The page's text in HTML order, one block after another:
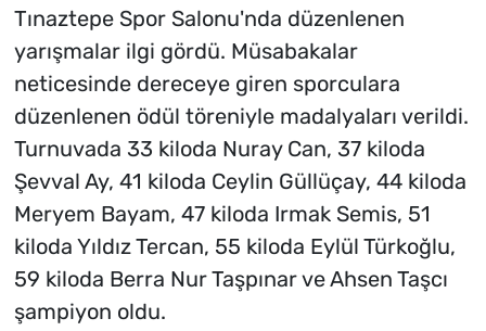
Tınaztepe Spor Salonu'nda düzenlenen
yarışmalar ilgi gördü. Müsabakalar
neticesinde dereceye giren sporculara
düzenlenen ödül töreniyle madalyaları verildi.
Turnuvada 33 kiloda Nuray Can, 37 kiloda
Şevval Ay, 41 kiloda Ceylin Güllüçay, 44 kiloda
Meryem Bayam, 47 kiloda Irmak Semis, 51
kiloda Yıldız Tercan, 55 kiloda Eylül Türkoğlu,
59 kiloda Berra Nur Taşpınar ve Ahsen Taşcı
şampiyon oldu.